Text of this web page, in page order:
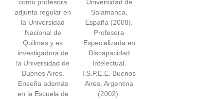
como profesora
adjunta regular en
la Universidad
Nacional de
Quilmes y es
investigadora de
la Universidad de
Buenos Aires.
Enseña además
en la Escuela de
Universidad de
Salamanca,
España (2008).
Profesora
Especializada en
Discapacidad
Intelectual.
I.S.P.E.E. Buenos
Aires, Argentina
(2002).